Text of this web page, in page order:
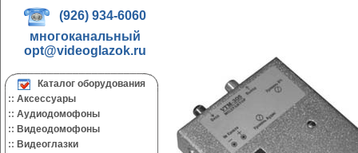
(926) 934-6060
многоканальный
opt@videoglazok.ru
Каталог оборудования
:: Аксессуары
:: Аудиодомофоны
:: Видеодомофоны
:: Видеоглазки